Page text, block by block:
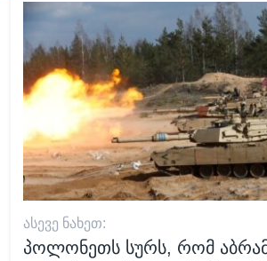
ᲐᲡᲔᲕᲔ ᲜᲐᲮᲔᲗ:
პოლონეთს სურს, რომ